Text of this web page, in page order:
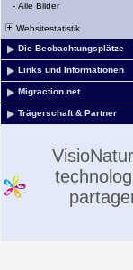
- Alle Bilder
Websitestatistik
Die Beobachtungsplätze
Links und Informationen
Migraction.net
Trägerschaft & Partner